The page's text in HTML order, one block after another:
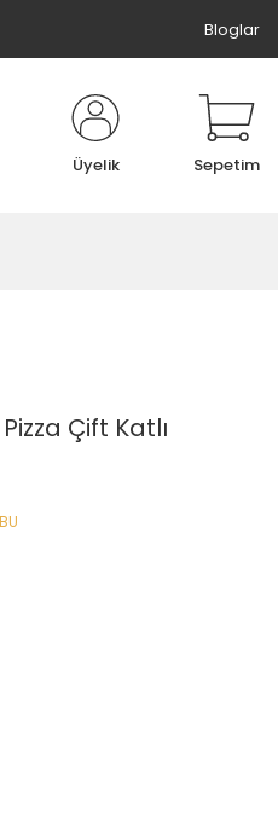
Bloglar
Üyelik Sepetim
Çift Katlı